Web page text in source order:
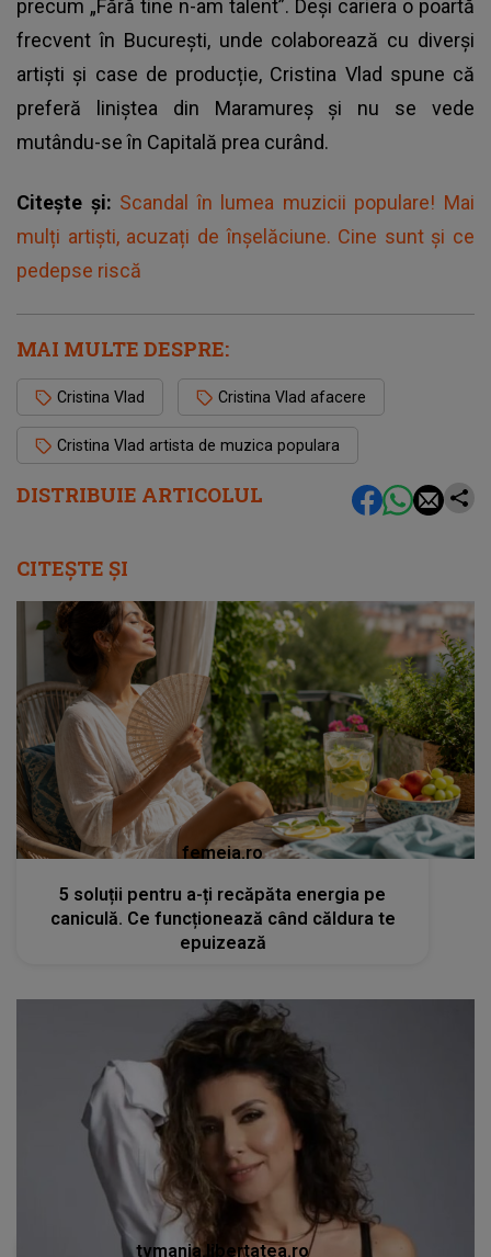
DISTRIBUIE ARTICOLUL
precum „Fără tine n-am talent”. Deși cariera o poartă
frecvent în București, unde colaborează cu diverși
artiști și case de producție, Cristina Vlad spune că
preferă liniștea din Maramureș și nu se vede
mutându-se în Capitală prea curând.
Citește și: Scandal în lumea muzicii populare! Mai
mulți artiști, acuzați de înșelăciune. Cine sunt și ce
pedepse riscă
MAI MULTE DESPRE:
Cristina Vlad Cristina Vlad afacere
Cristina Vlad artista de muzica populara
CITEȘTE ȘI
femeia.ro
5 soluții pentru a-ți recăpăta energia pe
caniculă. Ce funcționează când căldura te
epuizează
tvmania.libertatea.ro